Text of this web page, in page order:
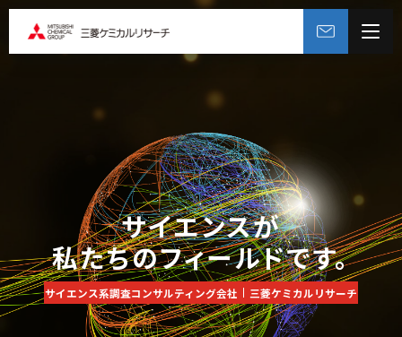
サイエンスが
私たちのフィールドです。
サイエンス系調査コンサルティング会社 三菱ケミカルリサーチ